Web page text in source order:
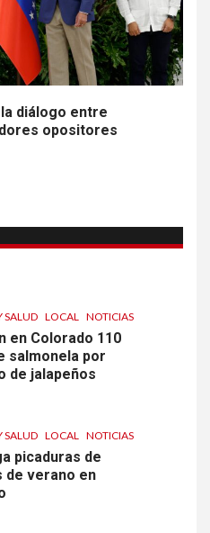
diálogo entre
opositores
UNIDOS
HOGAR Y SALUD
de sarampión en
año que en 2025
que causa
SALUD LOCAL NOTICIAS
en Colorado 110
salmonela por
de jalapeños
SALUD LOCAL NOTICIAS
picaduras de
de verano en